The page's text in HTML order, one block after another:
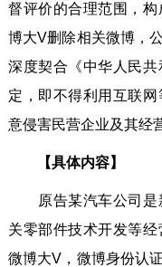
督评价的合理范围，
博大V删除相关微博，
深度契合《中华人民
定，即不得利用互联
意侵害民营企业及其经
【具体内容】
原告某汽车公司是
关零部件技术开发等
微博大V，微博身份认